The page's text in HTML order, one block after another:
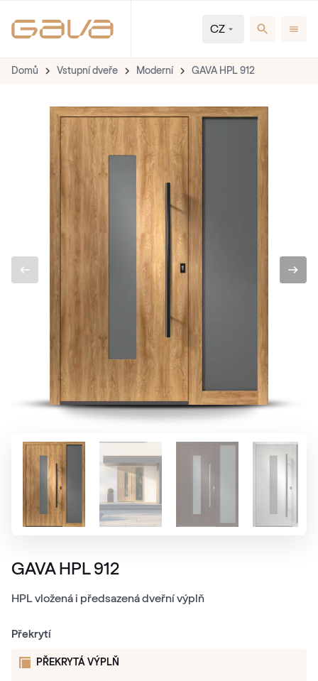
CZ
Domů Vstupní dveře Moderní GAVA HPL 912
GAVA HPL 912
HPL vložená i předsazená dveřní výplň
Překrytí
PŘEKRYTÁ VÝPLŇ